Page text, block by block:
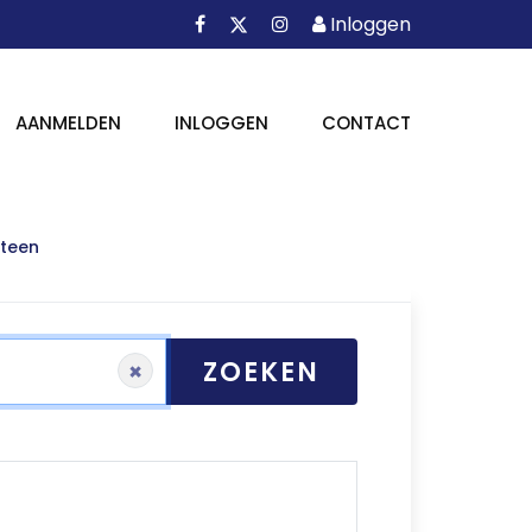
FacebookInstagram
Inloggen
Inloggen
AANMELDEN INLOGGEN CONTACT
× ZOEKEN